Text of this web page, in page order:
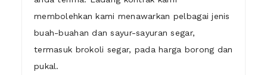
membolehkan kami menawarkan pelbagai jenis
buah-buahan dan sayur-sayuran segar,
termasuk brokoli segar, pada harga borong dan
pukal.